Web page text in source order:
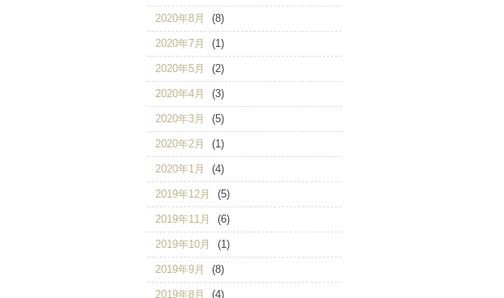
2020年8月 (8)
2020年7月 (1)
2020年5月 (2)
2020年4月 (3)
2020年3月 (5)
2020年2月 (1)
2020年1月 (4)
2019年12月 (5)
2019年11月 (6)
2019年10月 (1)
2019年9月 (8)
2019年8月 (4)